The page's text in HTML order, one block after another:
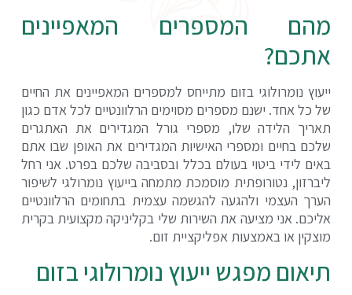
מהם המספרים המאפיינים
אתכם?
ייעוץ נומרולוגי בזום מתייחס למספרים המאפיינים את החיים
של כל אחד. ישנם מספרים מסוימים הרלוונטיים לכל אדם כגון
תאריך הלידה שלו, מספרי גורל המגדירים את האתגרים
שלכם בחיים ומספרי האישיות המגדירים את האופן שבו אתם
באים לידי ביטוי בעולם בכלל ובסביבה שלכם בפרט. אני רחל
ליברזון, נטורופתית מוסמכת מתמחה בייעוץ נומרולגי לשיפור
הערך העצמי ולהגעה להגשמה עצמית בתחומים הרלוונטיים
אליכם. אני מציעה את השירות שלי בקליניקה מקצועית בקרית
מוצקין או באמצעות אפליקציית זום.
תיאום מפגש ייעוץ נומרולוגי בזום